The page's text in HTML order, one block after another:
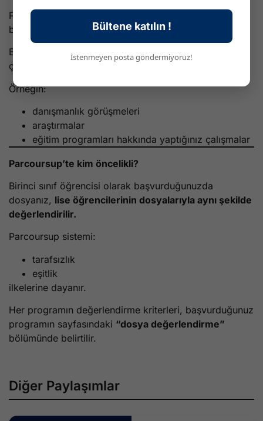
Parcoursup platformunda ayrıca
“kişisel girişimler”
bölümünü doldurmanız gerekir.
Bu bölümde, yeniden yönelim sürecinde yaptığınız
çalışmalar yer alır.
Örneğin:
danışmanlık görüşmeleri
araştırmalar
eğitim programları hakkında yaptığınız çalışmalar
Parcoursup’te kim öncelikli?
Birinci sınıf öğrencisi olarak başvurduğunuzda
dosyanız, lise öğrencilerinin dosyalarıyla aynı şekilde
değerlendirilir.
Parcoursup sistemi:
tarafsızlık
eşitlik
ilkelerine dayanır.
Her programın değerlendirme kriterleri, başvurduğunuz
programın sayfasındaki “dosya değerlendirme”
bölümünde belirtilir.
Diğer Paylaşımlar
Bültene katılın !
İstenmeyen posta göndermiyoruz!